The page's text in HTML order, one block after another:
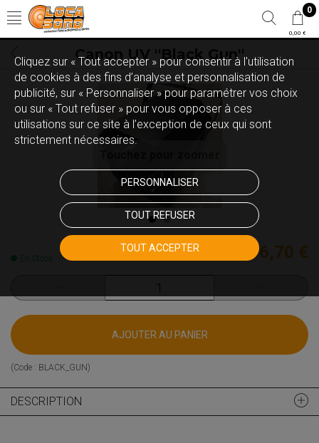
0
0,00 €
Canon UV ''Black Gun''
En Stock 156,70 €
AJOUTER AU PANIER
(Code : BLACK_GUN )
DESCRIPTION
Cliquez sur « Tout accepter » pour consentir à l'utilisation
de cookies à des fins d’analyse et personnalisation de
publicité, sur « Personnaliser » pour paramétrer vos choix
ou sur « Tout refuser » pour vous opposer à ces
utilisations sur ce site à l’exception de ceux qui sont
strictement nécessaires.
PERSONNALISER
TOUT REFUSER
TOUT ACCEPTER